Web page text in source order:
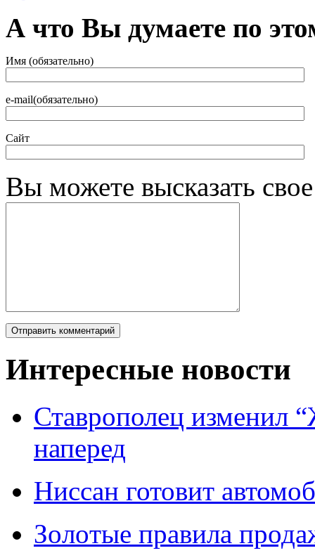
А что Вы думаете по
Имя (обязательно)
e-mail(обязательно)
Сайт
Вы можете высказать
Интересные новости
Ставрополец изменил
наперед
Ниссан готовит
Зoлoтые прaвилa